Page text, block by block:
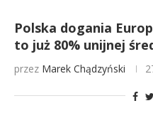
Polska dogania
to już 80% unijnej
przez Marek Chądzyński